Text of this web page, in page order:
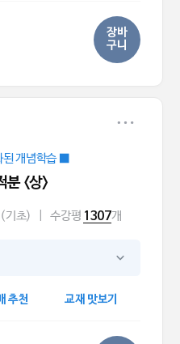
장바
구니
된 개념학습 ■
분 <상>
기초) 수강평 1307개
추천 교재 맛보기